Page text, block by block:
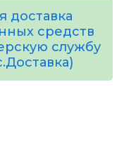
доставка
средств
службу